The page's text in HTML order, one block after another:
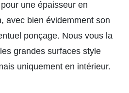
une épaisseur en
avec bien évidemment son
ponçage. Nous vous la
grandes surfaces style
uniquement en intérieur.